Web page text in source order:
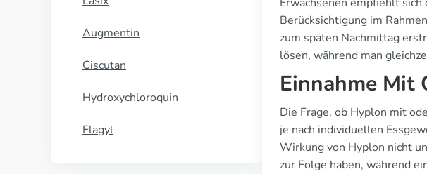
Augmentin
Ciscutan
Hydroxychloroquin
Flagyl
Berücksichtigung im
zum späten Nachmittag
lösen, während man
Einnahme Mit
Die Frage, ob Hyplon mit
je nach individuellen
Wirkung von Hyplon nicht
zur Folge haben, während